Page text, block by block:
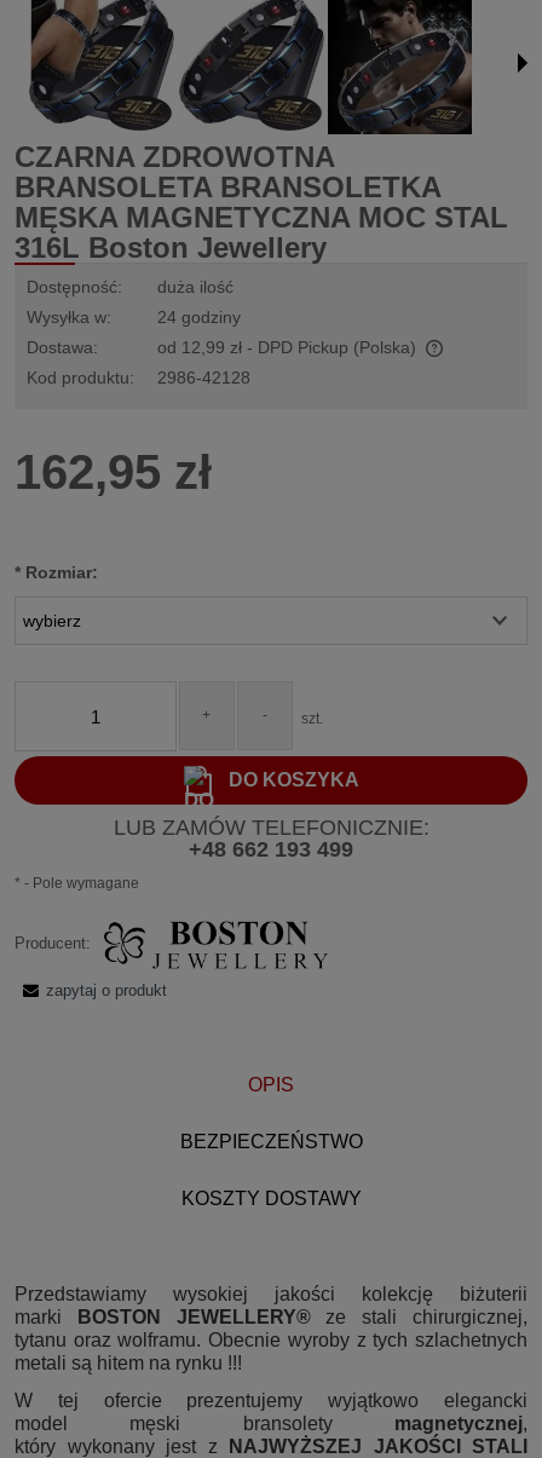
CZARNA ZDROWOTNA
BRANSOLETA BRANSOLETKA
MĘSKA MAGNETYCZNA MOC STAL
316L Boston Jewellery
Dostępność:
duża ilość
Wysyłka w:
24 godziny
Dostawa:
od 12,99 zł - DPD Pickup (Polska)
Cena nie zawiera ewentualnych kosztów płatności
Kod produktu: 2986-42128
162,95 zł
* Rozmiar:
+ - szt.
DO KOSZYKA
LUB ZAMÓW TELEFONICZNIE:
+48 662 193 499
* - Pole wymagane
Producent:
zapytaj o produkt
OPIS
BEZPIECZEŃSTWO
KOSZTY DOSTAWY
Przedstawiamy wysokiej jakości kolekcję biżuterii
marki
BOSTON JEWELLERY®ze stali chirurgicznej,
tytanu oraz wolframu. Obecnie wyroby z tych szlachetnych
metali są hitem na rynku !!!
W tej ofercie prezentujemy wyjątkowo elegancki
model męski bransolety magnetycznej,
który wykonany jest z
NAJWYŻSZEJ JAKOŚCI STALI